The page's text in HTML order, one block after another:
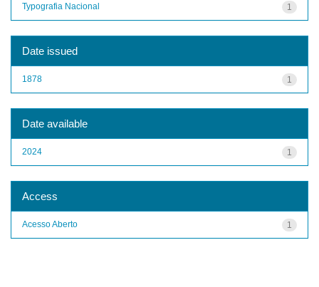
1
Typografia Nacional
Date issued
1
1878
Date available
1
2024
Access
1
Acesso Aberto